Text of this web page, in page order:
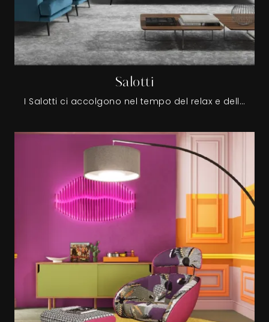
Salotti
I Salotti ci accolgono nel tempo del relax e dello svago quotidiano: gli imbottiti devono essere sempre comodi e in grado di garantire il giusto sostegno al corpo, ma devono anche essere di forte impatto decorativo.